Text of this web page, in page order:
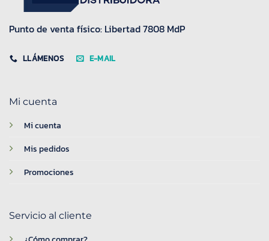
Punto de venta físico: Libertad 7808 MdP
LLÁMENOS E-MAIL
Mi cuenta
Mi cuenta
Mis pedidos
Promociones
Servicio al cliente